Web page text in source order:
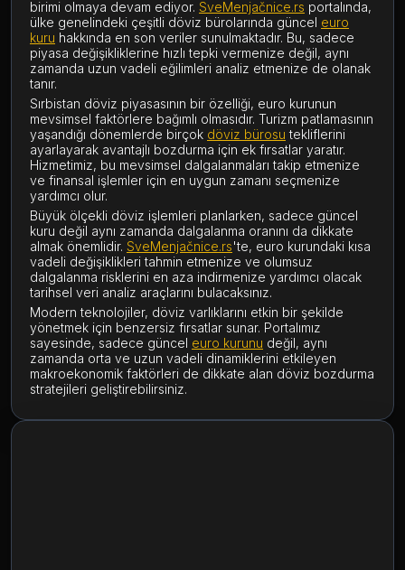
birimi olmaya devam ediyor. SveMenjačnice.rs portalında,
ülke genelindeki çeşitli döviz bürolarında güncel euro
kuru hakkında en son veriler sunulmaktadır. Bu, sadece
piyasa değişikliklerine hızlı tepki vermenize değil, aynı
zamanda uzun vadeli eğilimleri analiz etmenize de olanak
tanır.
Sırbistan döviz piyasasının bir özelliği, euro kurunun
mevsimsel faktörlere bağımlı olmasıdır. Turizm patlamasının
yaşandığı dönemlerde birçok döviz bürosu tekliflerini
ayarlayarak avantajlı bozdurma için ek fırsatlar yaratır.
Hizmetimiz, bu mevsimsel dalgalanmaları takip etmenize
ve finansal işlemler için en uygun zamanı seçmenize
yardımcı olur.
Büyük ölçekli döviz işlemleri planlarken, sadece güncel
kuru değil aynı zamanda dalgalanma oranını da dikkate
almak önemlidir. SveMenjačnice.rs'te, euro kurundaki kısa
vadeli değişiklikleri tahmin etmenize ve olumsuz
dalgalanma risklerini en aza indirmenize yardımcı olacak
tarihsel veri analiz araçlarını bulacaksınız.
Modern teknolojiler, döviz varlıklarını etkin bir şekilde
yönetmek için benzersiz fırsatlar sunar. Portalımız
sayesinde, sadece güncel euro kurunu değil, aynı
zamanda orta ve uzun vadeli dinamiklerini etkileyen
makroekonomik faktörleri de dikkate alan döviz bozdurma
stratejileri geliştirebilirsiniz.